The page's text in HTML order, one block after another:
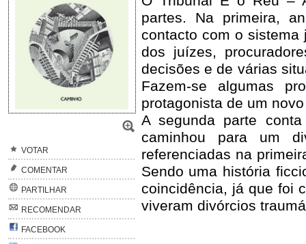
VOTAR
COMENTAR
PARTILHAR
RECOMENDAR
FACEBOOK
partes. Na primeira,
contacto com o
dos juízes,
decisões e de várias
Fazem-se algumas
protagonista de um
A segunda parte
caminhou para um
referenciadas na
Sendo uma história
coincidência, já que foi
viveram divórcios